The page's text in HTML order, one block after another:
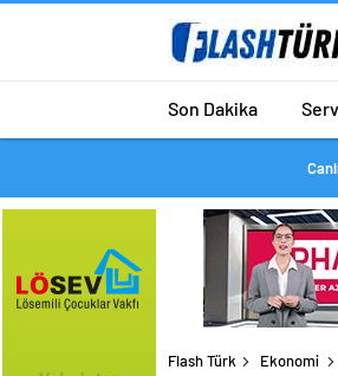
Son Dakika
Flash Türk Ekonomi